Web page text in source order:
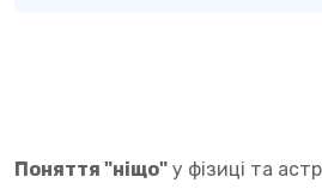
Поняття "ніщо" у фізиці та